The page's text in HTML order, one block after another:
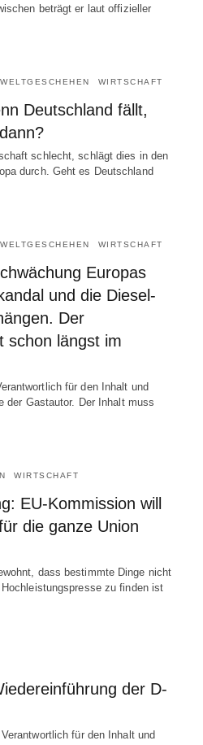
beträgt er laut offizieller
WELTGESCHEHEN WIRTSCHAFT
Deutschland fällt,
schlecht, schlägt dies in den
durch. Geht es Deutschland
WELTGESCHEHEN WIRTSCHAFT
Europas
und die Diesel-
Der
schon längst im
für den Inhalt und
der Gastautor. Der Inhalt muss
WIRTSCHAFT
EU-Kommission will
die ganze Union
dass bestimmte Dinge nicht
zu finden ist
der D-
für den Inhalt und